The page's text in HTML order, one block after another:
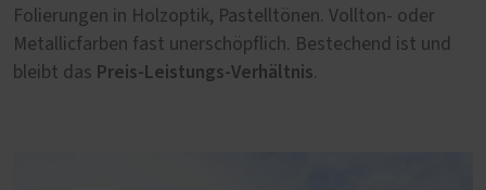
Folierungen in Holzoptik, Pastelltönen. Vollton- oder
Metallicfarben fast unerschöpflich. Bestechend ist und
bleibt das Preis-Leistungs-Verhältnis.